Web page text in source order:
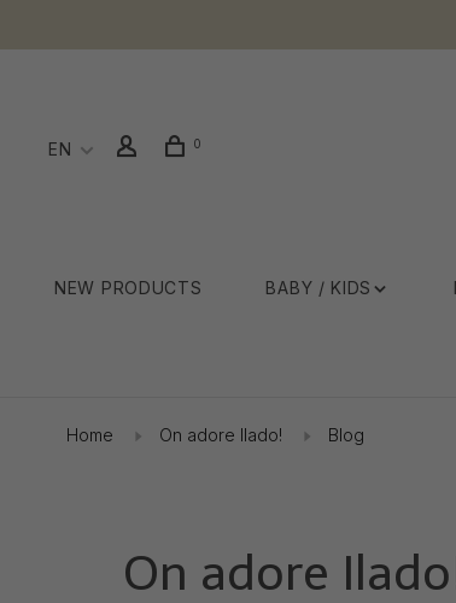
EN 0
NEW PRODUCTS BABY / KIDS
Home On adore Ilado! Blog
On adore